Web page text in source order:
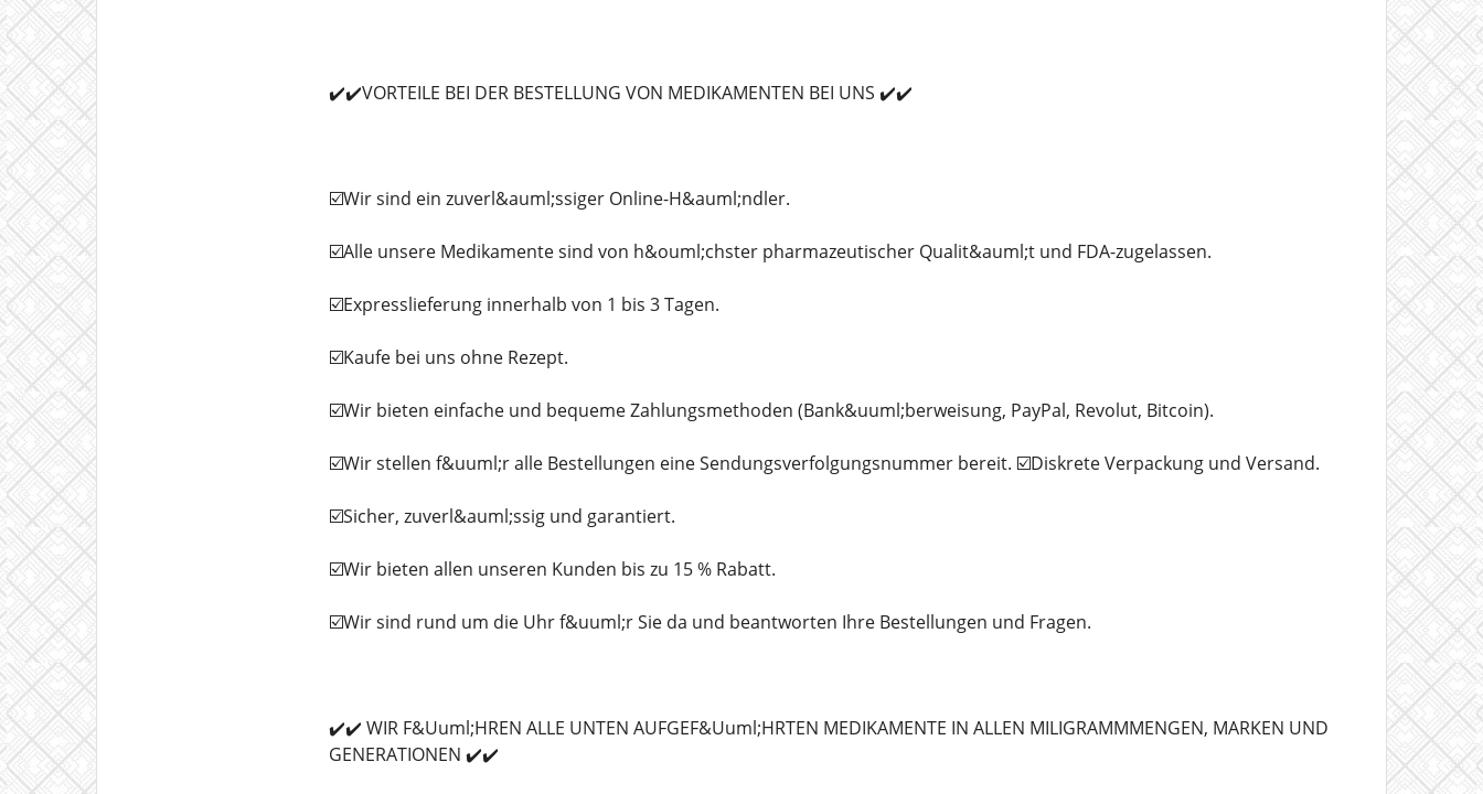
✔️✔️VORTEILE BEI DER BESTELLUNG VON MEDIKAMENTEN BEI UNS ✔️✔️
☑️Wir sind ein zuverl&auml;ssiger Online-H&auml;ndler.
☑️Alle unsere Medikamente sind von h&ouml;chster pharmazeutischer Qualit&auml;t und FDA-zugelassen.
☑️Expresslieferung innerhalb von 1 bis 3 Tagen.
☑️Kaufe bei uns ohne Rezept.
☑️Wir bieten einfache und bequeme Zahlungsmethoden (Bank&uuml;berweisung, PayPal, Revolut, Bitcoin).
☑️Wir stellen f&uuml;r alle Bestellungen eine Sendungsverfolgungsnummer bereit. ☑️Diskrete Verpackung und Versand.
☑️Sicher, zuverl&auml;ssig und garantiert.
☑️Wir bieten allen unseren Kunden bis zu 15 % Rabatt.
☑️Wir sind rund um die Uhr f&uuml;r Sie da und beantworten Ihre Bestellungen und Fragen.
✔️✔️ WIR F&Uuml;HREN ALLE UNTEN AUFGEF&Uuml;HRTEN MEDIKAMENTE IN ALLEN MILIGRAMMMENGEN, MARKEN UND
GENERATIONEN ✔️✔️